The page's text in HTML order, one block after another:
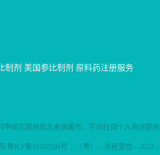
制剂 美国参比制剂 原料药注册服务
研究提供信息查询服务，不向任何个人用途提供
粤ICP备16102594号 | （粤）—非经营性